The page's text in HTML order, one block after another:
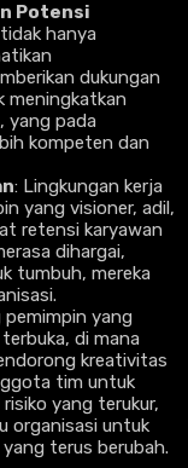
Potensi
hanya
dukungan
meningkatkan
yang pada
kompeten dan
: Lingkungan kerja
yang visioner, adil,
retensi karyawan
dihargai,
tumbuh, mereka
pemimpin yang
di mana
kreativitas
tim untuk
yang terukur,
organisasi untuk
terus berubah.